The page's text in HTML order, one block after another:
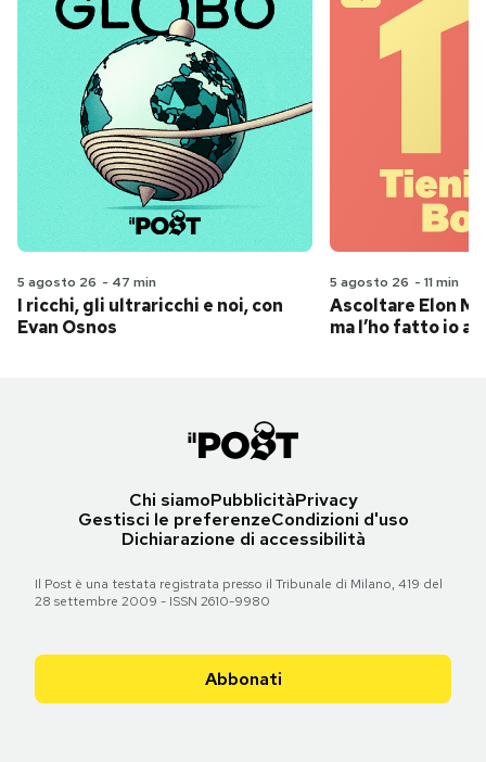
5 agosto 26 - 47 min
I ricchi, gli ultraricchi e noi, con
Evan Osnos
5 agosto 26 - 11 min
Ascoltare Elon
ma l’ho fatto io
Chi siamoPubblicitàPrivacy
Gestisci le preferenzeCondizioni d'uso
Dichiarazione di accessibilità
Il Post è una testata registrata presso il Tribunale di Milano, 419 del
28 settembre 2009 - ISSN 2610-9980
Abbonati